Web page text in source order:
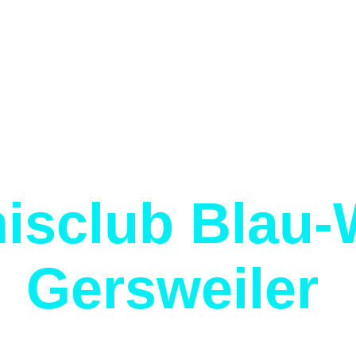
Blau-
Gersweiler